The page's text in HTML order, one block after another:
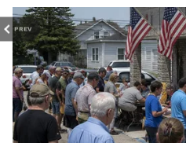
PREV
Image Credit :X
మహిళల్లో అనవసర భయం
పీరియడ్ లీవ్‌ను చట్టంగా